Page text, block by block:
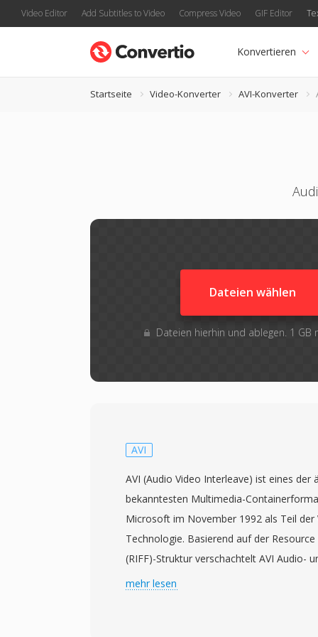
Video Editor Add Subtitles to Video Compress Video GIF Editor
Konvertieren
Startseite Video-Konverter AVI-Konverter
Dateien wählen
Dateien hierhin und ablegen. 1
AVI
AVI (Audio Video Interleave) ist eines der
bekanntesten Multimedia-
Microsoft im November 1992 als Teil der
Technologie. Basierend auf der
(RIFF)-Struktur verschachtelt AVI Audio-
abwechselnden Chunks, was synchrone
mehr lesen